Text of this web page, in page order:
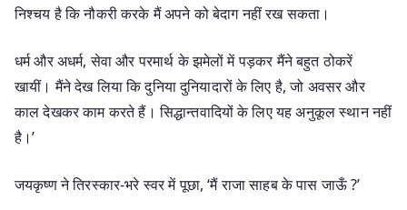
निश्चय है कि नौकरी करके मैं अपने को बेदाग नहीं रख सकता।
धर्म और अधर्म, सेवा और परमार्थ के झमेलों में पड़कर मैंने बहुत ठोकरें
खायीं। मैंने देख लिया कि दुनिया दुनियादारों के लिए है, जो अवसर और
काल देखकर काम करते हैं। सिद्धान्तवादियों के लिए यह अनुकूल स्थान नहीं
है।’
जयकृष्ण ने तिरस्कार-भरे स्वर में पूछा, ‘मैं राजा साहब के पास जाऊँ ?’